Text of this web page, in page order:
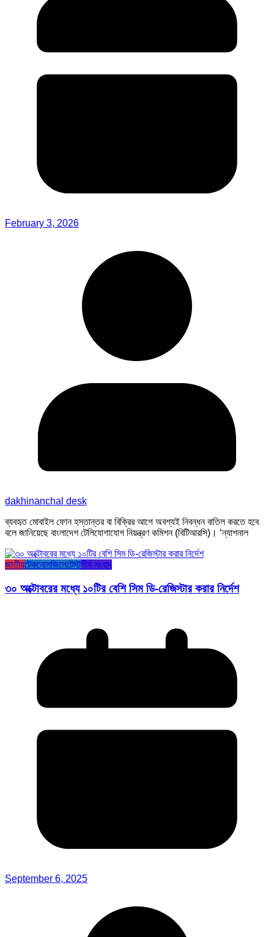
February 3, 2026
dakhinanchal desk
ব্যবহৃত মোবাইল ফোন হস্তান্তর বা বিক্রির আগে অবশ্যই নিবন্ধন বাতিল করতে হবে
বলে জানিয়েছে বাংলাদেশ টেলিযোগাযোগ নিয়ন্ত্রণ কমিশন (বিটিআরসি)। ‘ন্যাশনাল
জাতীয়টেকনোলজিলেটেস্টশীর্ষ সংবাদ
৩০ অক্টোবরের মধ্যে ১০টির বেশি সিম ডি-রেজিস্টার করার নির্দেশ
September 6, 2025